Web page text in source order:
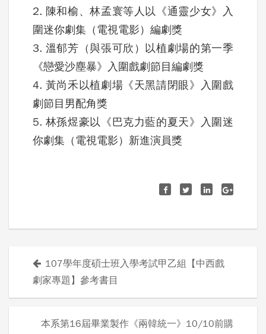
2. 陳和榆、林孟寰等人以《通靈少女》入
圍迷你劇集（電視電影）編劇獎
3. 溫郁芳（與張可欣）以植劇場的第一季
《戀愛沙塵暴》入圍戲劇節目編劇獎
4. 黃尚禾以植劇場《天黑請閉眼》入圍戲
劇節目男配角獎
5. 林孫煜豪以《巴克力藍的夏天》入圍迷
你劇集（電視電影）新進演員獎
章
107學年度碩士班入學考試甲乙組【中西戲
劇家專題】參考書目
本系第16屆畢業製作《兩韓統一》10/10前購